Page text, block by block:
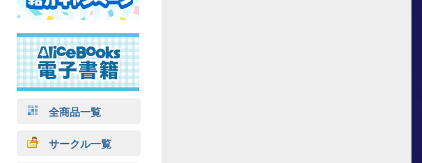
全商品一覧
サークル一覧